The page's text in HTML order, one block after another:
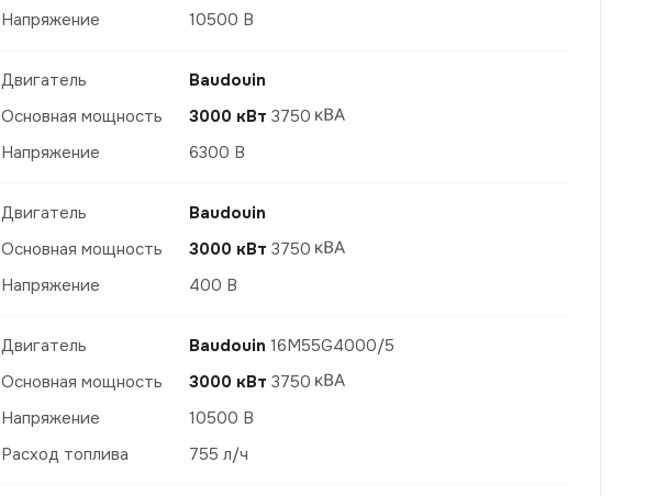
Напряжение
10500 В
Двигатель
Baudouin
Основная мощность
3000 кВт 3750
Напряжение
6300 В
Двигатель
Baudouin
Основная мощность
3000 кВт 3750
Напряжение
400 В
Двигатель Baudouin 16M55G4000/5
Основная мощность
3000 кВт 3750
Напряжение
10500 В
Расход топлива
755 л/ч